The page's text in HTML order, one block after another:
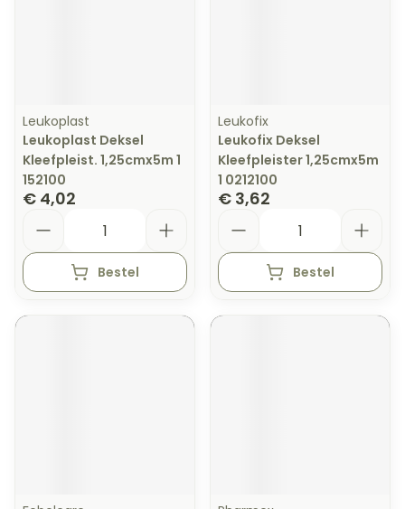
Leukoplast
Leukoplast Deksel
Kleefpleist. 1,25cmx5m 1
152100
€ 4,02
Bestel
Leukofix
Leukofix Deksel
Kleefpleister 1,25cmx5m
1 0212100
€ 3,62
Bestel